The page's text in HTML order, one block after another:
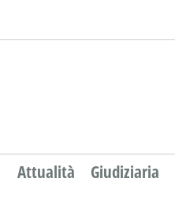
Attualità Giudiziaria